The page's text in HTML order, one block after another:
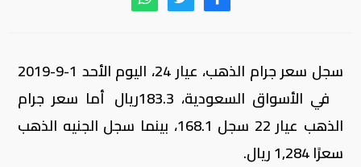
سجل سعر جرام الذهب، عيار 24، اليوم الأحد 1-9-2019
في الأسواق السعودية، 183.3ريال أما سعر جرام
الذهب عيار 22 سجل 168.1، بينما سجل الجنيه الذهب
سعرًا 1,284 ريال.